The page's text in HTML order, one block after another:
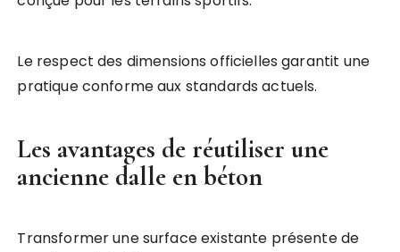
Le respect des dimensions officielles garantit une
pratique conforme aux standards actuels.
Les avantages de réutiliser une
ancienne dalle en béton
Transformer une surface existante présente de